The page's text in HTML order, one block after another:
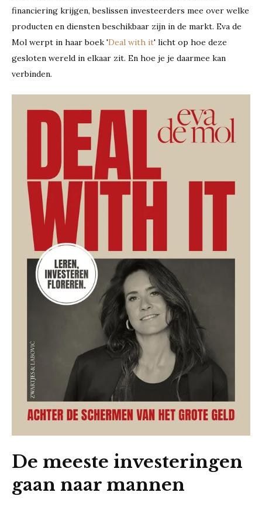
financiering krijgen, beslissen investeerders mee over welke
producten en diensten beschikbaar zijn in de markt. Eva de
Mol werpt in haar boek 'Deal with it' licht op hoe deze
gesloten wereld in elkaar zit. En hoe je je daarmee kan
verbinden.
De meeste investeringen
gaan naar mannen